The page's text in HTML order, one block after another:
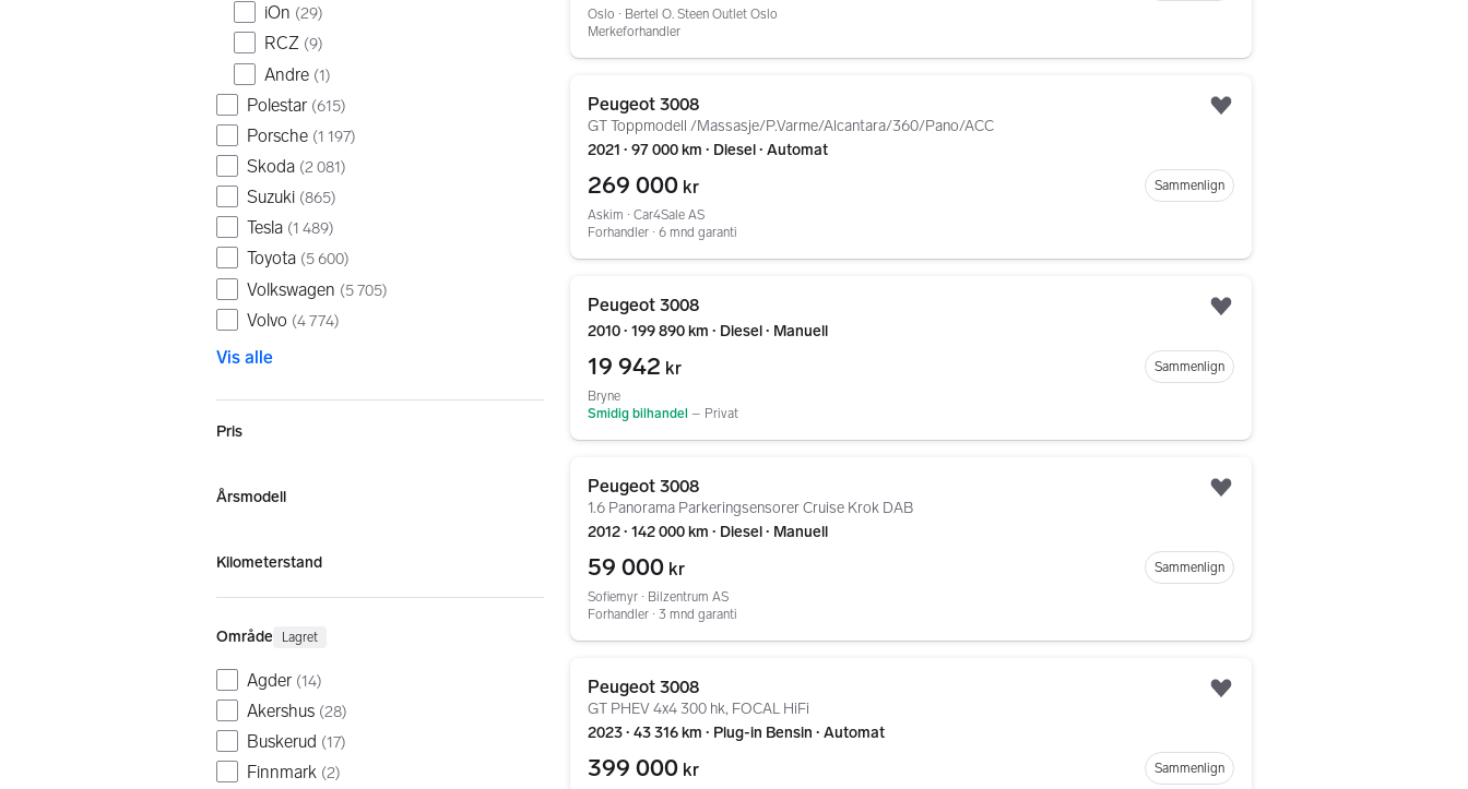
iOn (29)
RCZ (9)
Andre (1)
Polestar (615)
Porsche (1 197)
Skoda (2 081)
Suzuki (865)
Tesla (1 489)
Toyota (5 600)
Volkswagen (5 705)
Volvo (4 774)
Vis alle
Pris
Årsmodell
Kilometerstand
Område Lagret
Agder (14)
Akershus (28)
Buskerud (17)
Finnmark (2)
Oslo ∙ Bertel O. Steen Outlet Oslo
Merkeforhandler
Peugeot 3008
GT Toppmodell /Massasje/P.Varme/Alcantara/360/Pano/ACC
2021 ∙ 97 000 km ∙ Diesel ∙ Automat
269 000 kr
Sammenlign
Askim ∙ Car4Sale AS
Forhandler ∙ 6 mnd garanti
Peugeot 3008
2010 ∙ 199 890 km ∙ Diesel ∙ Manuell
19 942 kr
Sammenlign
Bryne
Smidig bilhandel – Privat
Peugeot 3008
1.6 Panorama Parkeringsensorer Cruise Krok DAB
2012 ∙ 142 000 km ∙ Diesel ∙ Manuell
59 000 kr
Sammenlign
Sofiemyr ∙ Bilzentrum AS
Forhandler ∙ 3 mnd garanti
Peugeot 3008
GT PHEV 4x4 300 hk, FOCAL HiFi
2023 ∙ 43 316 km ∙ Plug-in Bensin ∙ Automat
399 000 kr
Sammenlign